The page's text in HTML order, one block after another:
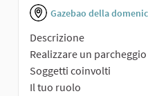
Gazebao della
Descrizione
Realizzare un parcheggio
Soggetti coinvolti
Il tuo ruolo